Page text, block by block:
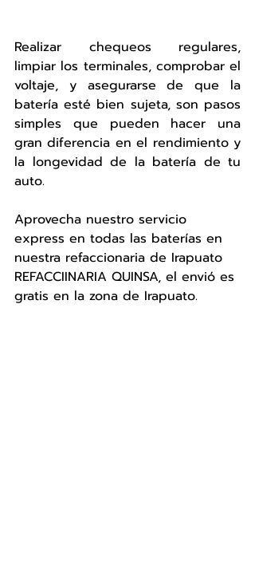
Realizar chequeos regulares,
limpiar los terminales, comprobar el
voltaje, y asegurarse de que la
batería esté bien sujeta, son pasos
simples que pueden hacer una
gran diferencia en el rendimiento y
la longevidad de la batería de tu
auto.
Aprovecha nuestro servicio
express en todas las baterías en
nuestra refaccionaria de Irapuato
REFACCIINARIA QUINSA, el envió es
gratis en la zona de Irapuato.